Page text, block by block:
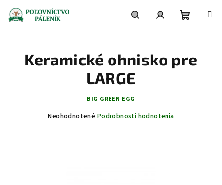
obsah
košík
Keramické ohnisko pre
LARGE
BIG GREEN EGG
Priemerné
Neohodnotené Podrobnosti hodnotenia